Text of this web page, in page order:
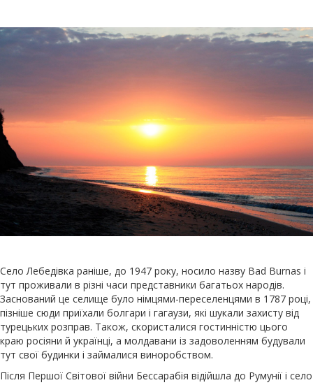
Село Лебедівка раніше, до 1947 року, носило назву Bad Burnas і
тут проживали в різні часи представники багатьох народів.
Заснований це селище було німцями-переселенцями в 1787 році,
пізніше сюди приїхали болгари і гагаузи, які шукали захисту від
турецьких розправ. Також, скористалися гостинністю цього
краю росіяни й українці, а молдавани із задоволенням будували
тут свої будинки і займалися виноробством.
Після Першої Світової війни Бессарабія відійшла до Румунії і село